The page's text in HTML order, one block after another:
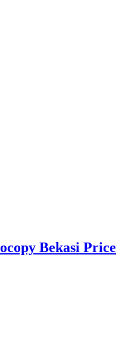
Bekasi Price